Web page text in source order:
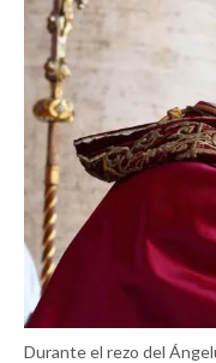
Durante el rezo del